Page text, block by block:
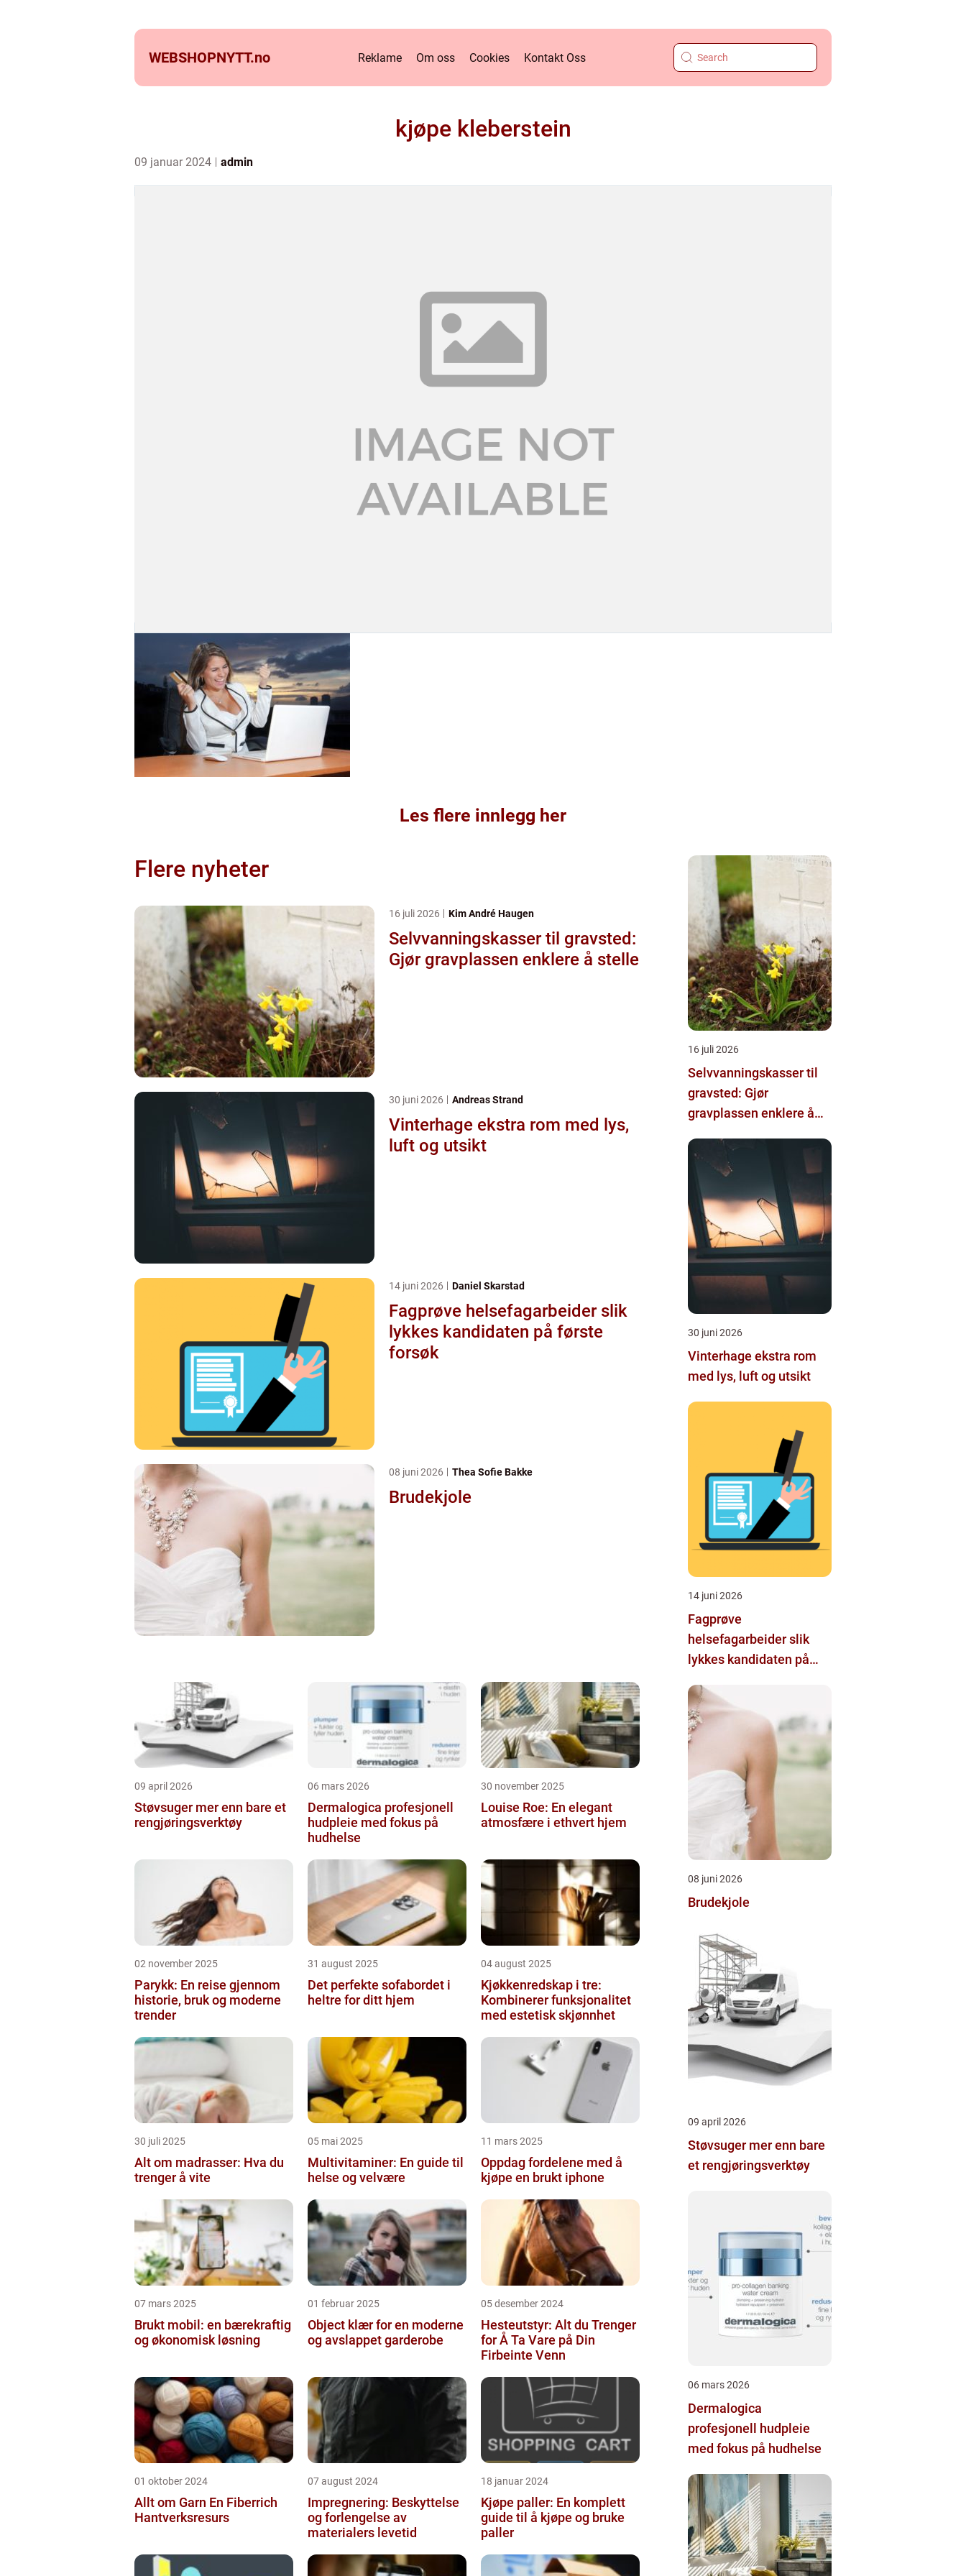
WEBSHOPNYTT.no Reklame Om oss Cookies Kontakt Oss
kjøpe kleberstein
09 januar 2024 admin
Les flere innlegg her
Flere nyheter
16 juli 2026 Kim André Haugen
Selvvanningskasser til gravsted:
Gjør gravplassen enklere å stelle
30 juni 2026 Andreas Strand
Vinterhage ekstra rom med lys,
luft og utsikt
14 juni 2026 Daniel Skarstad
Fagprøve helsefagarbeider slik
lykkes kandidaten på første
forsøk
08 juni 2026 Thea Sofie Bakke
Brudekjole
09 april 2026
Støvsuger mer enn bare et
rengjøringsverktøy
06 mars 2026
Dermalogica profesjonell
hudpleie med fokus på
hudhelse
30 november 2025
Louise Roe: En elegant
atmosfære i ethvert hjem
02 november 2025
Parykk: En reise gjennom
historie, bruk og moderne
trender
31 august 2025
Det perfekte sofabordet i
heltre for ditt hjem
04 august 2025
Kjøkkenredskap i tre:
Kombinerer funksjonalitet
med estetisk skjønnhet
30 juli 2025
Alt om madrasser: Hva du
trenger å vite
05 mai 2025
Multivitaminer: En guide til
helse og velvære
11 mars 2025
Oppdag fordelene med å
kjøpe en brukt iphone
07 mars 2025
Brukt mobil: en bærekraftig
og økonomisk løsning
01 februar 2025
Object klær for en moderne
og avslappet garderobe
05 desember 2024
Hesteutstyr: Alt du Trenger
for Å Ta Vare på Din
Firbeinte Venn
01 oktober 2024
Allt om Garn En Fiberrich
Hantverksresurs
07 august 2024
Impregnering: Beskyttelse
og forlengelse av
materialers levetid
18 januar 2024
Kjøpe paller: En komplett
guide til å kjøpe og bruke
paller
16 juli 2026
Selvvanningskasser til
gravsted: Gjør
gravplassen enklere å
30 juni 2026
Vinterhage ekstra rom
med lys, luft og utsikt
14 juni 2026
Fagprøve
helsefagarbeider slik
lykkes kandidaten på
08 juni 2026
Brudekjole
09 april 2026
Støvsuger mer enn bare
et rengjøringsverktøy
06 mars 2026
Dermalogica
profesjonell hudpleie
med fokus på hudhelse